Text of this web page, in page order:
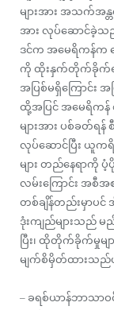
များအား အသက်အန္
အား လုပ်ဆောင်ခဲ့သည်
ဒင်က အမေရိကန်က ပ
ကို ထိုးနှက်တိုက်ခိုက်ရန်
အပြစ်မရှိကြောင်း အ
ထို့အပြင် အမေရိကန်
များအား ပစ်ခတ်ရန်
လုပ်ဆောင်ပြီး ယူက
များ တည်နေရာကို ပံ့
လမ်းကြောင်း အစီအ
တစ်ချိန်တည်းမှာပင်
ဒုံးကျည်များသည် မ
ပြီး၊ ထိုတိုက်ခိုက်မှုမ
မျက်စိမှိတ်ထားသည်ဟု
– ခရစ်ယာန်ဘာသာ